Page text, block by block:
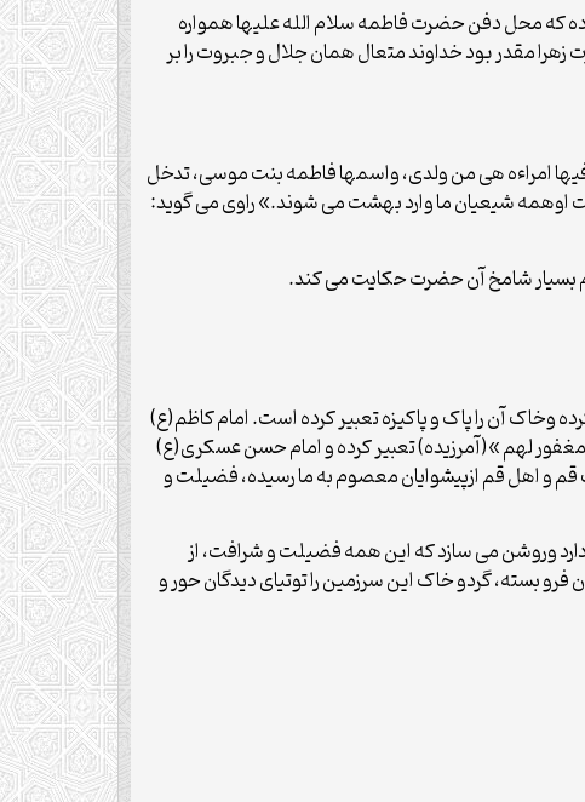
که محل دفن حضرت فاطمه سلام الله علیها همواره
مقدر بود خداوند متعال همان جلال و جبروت را بر
امراءه هی من ولدی، واسمها فاطمه بنت موسی، تدخل
اوهمه شیعیان ما وارد بهشت می شوند.» راوی می گوید:
بسیار شامخ آن حضرت حکایت می کند.
وخاک آن را پاک و پاکیزه تعبیر کرده است. امام کاظم(ع)
لهم »(آمرزیده) تعبیر کرده و امام حسن عسکری(ع)
و اهل قم ازپیشوایان معصوم به ما رسیده، فضیلت و
وروشن می سازد که این همه فضیلت و شرافت، از
بسته، گردو خاک این سرزمین را توتیای دیدگان حور و